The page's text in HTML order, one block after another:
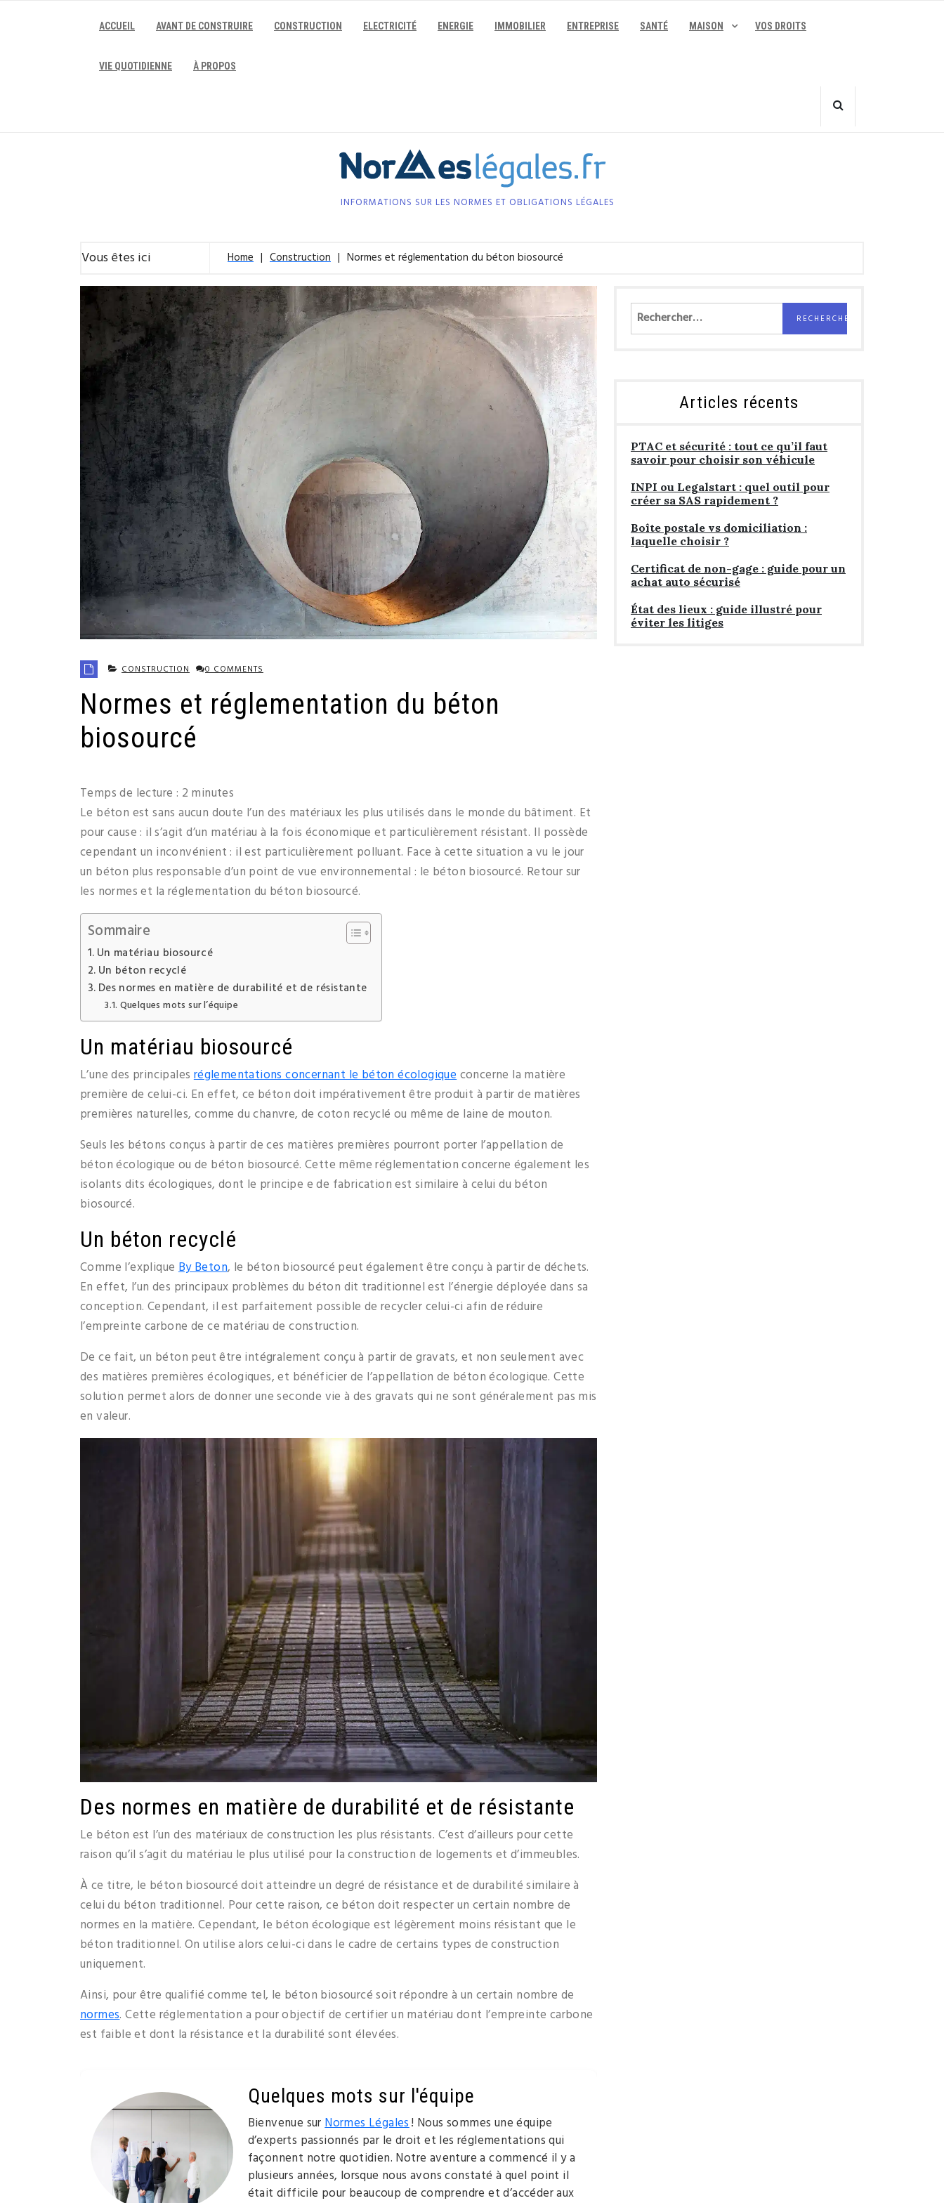
ACCUEIL AVANT DE CONSTRUIRE CONSTRUCTION ELECTRICITÉ ENERGIE IMMOBILIER ENTREPRISE SANTÉ MAISON VOS DROITS
VIE QUOTIDIENNE À PROPOS
INFORMATIONS SUR LES NORMES ET OBLIGATIONS LÉGALES
Vous êtes ici Home Construction Normes et réglementation du béton biosourcé
CONSTRUCTION 0 COMMENTS
Normes et réglementation du béton
biosourcé
Temps de lecture : 2 minutes
Le béton est sans aucun doute l’un des matériaux les plus utilisés dans le monde du bâtiment. Et
pour cause : il s’agit d’un matériau à la fois économique et particulièrement résistant. Il possède
cependant un inconvénient : il est particulièrement polluant. Face à cette situation a vu le jour
un béton plus responsable d’un point de vue environnemental : le béton biosourcé. Retour sur
les normes et la réglementation du béton biosourcé.
Sommaire
Un matériau biosourcé
Un béton recyclé
Des normes en matière de durabilité et de résistante
Quelques mots sur l’équipe
Un matériau biosourcé
L’une des principalesréglementations concernant le béton écologiqueconcerne la matière
première de celui-ci. En effet, ce béton doit impérativement être produit à partir de matières
premières naturelles, comme du chanvre, de coton recyclé ou même de laine de mouton.
Seuls les bétons conçus à partir de ces matières premières pourront porter l’appellation de
béton écologique ou de béton biosourcé. Cette même réglementation concerne également les
isolants dits écologiques, dont le principe e de fabrication est similaire à celui du béton
biosourcé.
Un béton recyclé
Comme l’expliqueBy Beton, le béton biosourcé peut également être conçu à partir de déchets.
En effet, l’un des principaux problèmes du béton dit traditionnel est l’énergie déployée dans sa
conception. Cependant, il est parfaitement possible de recycler celui-ci afin de réduire
l’empreinte carbone de ce matériau de construction.
De ce fait, un béton peut être intégralement conçu à partir de gravats, et non seulement avec
des matières premières écologiques, et bénéficier de l’appellation de béton écologique. Cette
solution permet alors de donner une seconde vie à des gravats qui ne sont généralement pas mis
en valeur.
Des normes en matière de durabilité et de résistante
Le béton est l’un des matériaux de construction les plus résistants. C’est d’ailleurs pour cette
raison qu’il s’agit du matériau le plus utilisé pour la construction de logements et d’immeubles.
À ce titre, le béton biosourcé doit atteindre un degré de résistance et de durabilité similaire à
celui du béton traditionnel. Pour cette raison, ce béton doit respecter un certain nombre de
normes en la matière. Cependant, le béton écologique est légèrement moins résistant que le
béton traditionnel. On utilise alors celui-ci dans le cadre de certains types de construction
uniquement.
Ainsi, pour être qualifié comme tel, le béton biosourcé soit répondre à un certain nombre de
normes. Cette réglementation a pour objectif de certifier un matériau dont l’empreinte carbone
est faible et dont la résistance et la durabilité sont élevées.
Quelques mots sur l'équipe
Bienvenue surNormes Légales! Nous sommes une équipe
d’experts passionnés par le droit et les réglementations qui
façonnent notre quotidien. Notre aventure a commencé il y a
plusieurs années, lorsque nous avons constaté à quel point il
était difficile pour beaucoup de comprendre et d’accéder aux
Rechercher :
Articles récents
PTAC et sécurité : tout ce qu’il faut
savoir pour choisir son véhicule
INPI ou Legalstart : quel outil pour
créer sa SAS rapidement ?
Boîte postale vs domiciliation :
laquelle choisir ?
Certificat de non-gage : guide pour un
achat auto sécurisé
État des lieux : guide illustré pour
éviter les litiges